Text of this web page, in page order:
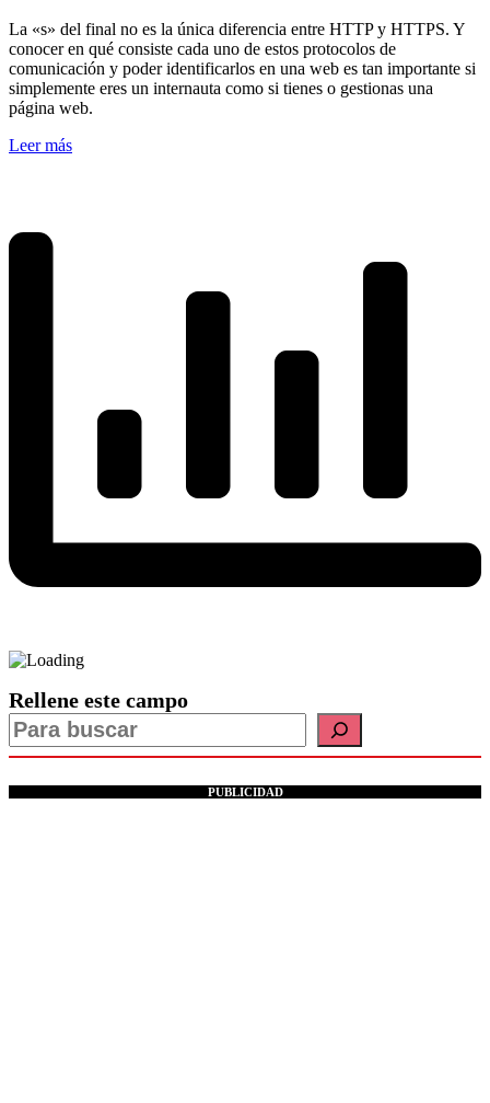
La «s» del final no es la única diferencia entre HTTP y HTTPS. Y
conocer en qué consiste cada uno de estos protocolos de
comunicación y poder identificarlos en una web es tan importante si
simplemente eres un internauta como si tienes o gestionas una
página web.
Leer más
Rellene este campo
PUBLICIDAD